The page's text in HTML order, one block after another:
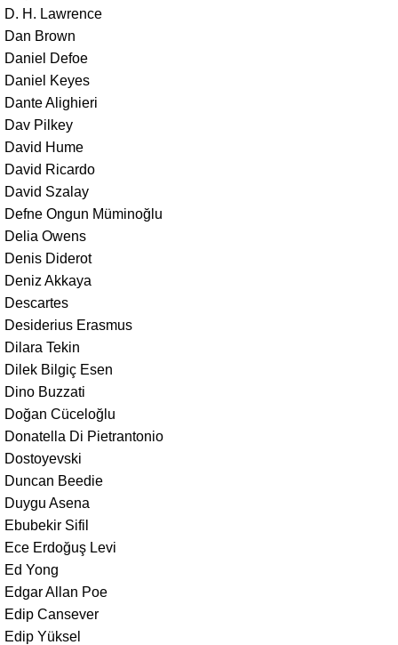
D. H. Lawrence
Dan Brown
Daniel Defoe
Daniel Keyes
Dante Alighieri
Dav Pilkey
David Hume
David Ricardo
David Szalay
Defne Ongun Müminoğlu
Delia Owens
Denis Diderot
Deniz Akkaya
Descartes
Desiderius Erasmus
Dilara Tekin
Dilek Bilgiç Esen
Dino Buzzati
Doğan Cüceloğlu
Donatella Di Pietrantonio
Dostoyevski
Duncan Beedie
Duygu Asena
Ebubekir Sifil
Ece Erdoğuş Levi
Ed Yong
Edgar Allan Poe
Edip Cansever
Edip Yüksel